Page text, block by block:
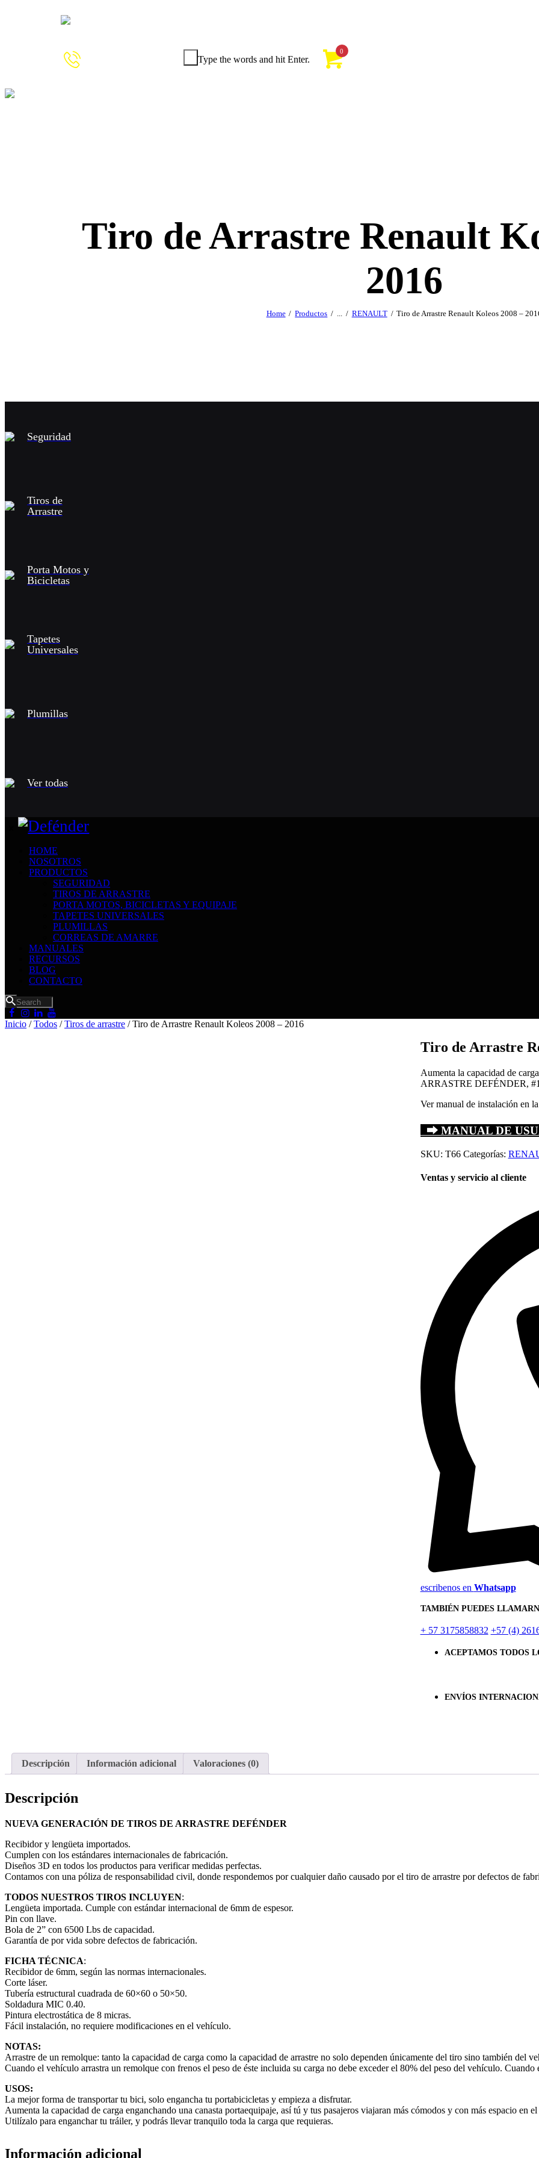
Type the words and hit Enter.
0
Tiro de Arrastre Renault
2016
Home Productos RENAULT Tiro de Arrastre Renault Koleos 2008 –
Seguridad
Tiros de
Arrastre
Porta Motos y
Bicicletas
Tapetes
Universales
Plumillas
Ver todas
HOME
NOSOTROS
PRODUCTOS
SEGURIDAD
TIROS DE ARRASTRE
PORTA MOTOS, BICICLETAS Y EQUIPAJE
TAPETES UNIVERSALES
PLUMILLAS
CORREAS DE AMARRE
MANUALES
RECURSOS
BLOG
CONTACTO
Inicio /Todos /Tiros de arrastre / Tiro de Arrastre Renault Koleos 2008 – 2016
Tiro de Arrastre
Aumenta la capacidad de
ARRASTRE DEFÉNDER, #1
Ver manual de instalación en
⮕ MANUAL DE
SKU: T66 Categorías:
Ventas y servicio al cliente
escribenos en Whatsapp
TAMBIÉN PUEDES
+ 57 3175858832 +57 (4)
ACEPTAMOS TODOS
ENVÍOS
Descripción Información adicional Valoraciones (0)
Descripción
NUEVA GENERACIÓN DE TIROS DE ARRASTRE DEFÉNDER
Recibidor y lengüeta importados.
Cumplen con los estándares internacionales de fabricación.
Diseños 3D en todos los productos para verificar medidas perfectas.
Contamos con una póliza de responsabilidad civil, donde respondemos por cualquier daño causado por el tiro de arrastre por defectos de
TODOS NUESTROS TIROS INCLUYEN:
Lengüeta importada. Cumple con estándar internacional de 6mm de espesor.
Pin con llave.
Bola de 2” con 6500 Lbs de capacidad.
Garantía de por vida sobre defectos de fabricación.
FICHA TÉCNICA:
Recibidor de 6mm, según las normas internacionales.
Corte láser.
Tubería estructural cuadrada de 60×60 o 50×50.
Soldadura MIC 0.40.
Pintura electrostática de 8 micras.
Fácil instalación, no requiere modificaciones en el vehículo.
NOTAS:
Arrastre de un remolque: tanto la capacidad de carga como la capacidad de arrastre no solo dependen únicamente del tiro sino también del
Cuando el vehículo arrastra un remolque con frenos el peso de éste incluida su carga no debe exceder el 80% del peso del vehículo.
USOS:
La mejor forma de transportar tu bici, solo engancha tu portabicicletas y empieza a disfrutar.
Aumenta la capacidad de carga enganchando una canasta portaequipaje, así tú y tus pasajeros viajaran más cómodos y con más espacio en
Utilízalo para enganchar tu tráiler, y podrás llevar tranquilo toda la carga que requieras.
Información adicional